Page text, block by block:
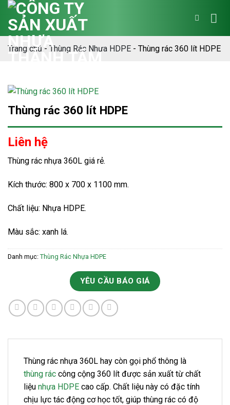
Bỏ
qua
nội
dungTrang chủ - Thùng Rác Nhựa HDPE - Thùng rác 360 lít HDPE
Thùng rác 360 lít HDPE
Liên hệ
Thùng rác nhựa 360L giá rẻ.
Kích thước: 800 x 700 x 1100 mm.
Chất liệu: Nhựa HDPE.
Màu sắc: xanh lá.
Danh mục: Thùng Rác Nhựa HDPE
YÊU CẦU BÁO GIÁ
Thùng rác nhựa 360L hay còn gọi phổ thông là
thùng rác công cộng 360 lít được sản xuất từ chất
liệu nhựa HDPE cao cấp. Chất liệu này có đặc tính
chịu lực tác động cơ học tốt, giúp thùng rác có độ